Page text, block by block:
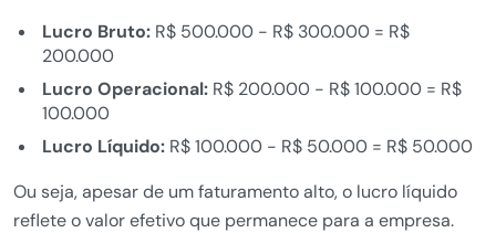
Lucro Bruto:R$ 500.000 - R$ 300.000 = R$
200.000
Lucro Operacional:R$ 200.000 - R$ 100.000 = R$
100.000
Lucro Líquido:R$ 100.000 - R$ 50.000 = R$ 50.000
Ou seja, apesar de um faturamento alto, o lucro líquido
reflete o valor efetivo que permanece para a empresa.